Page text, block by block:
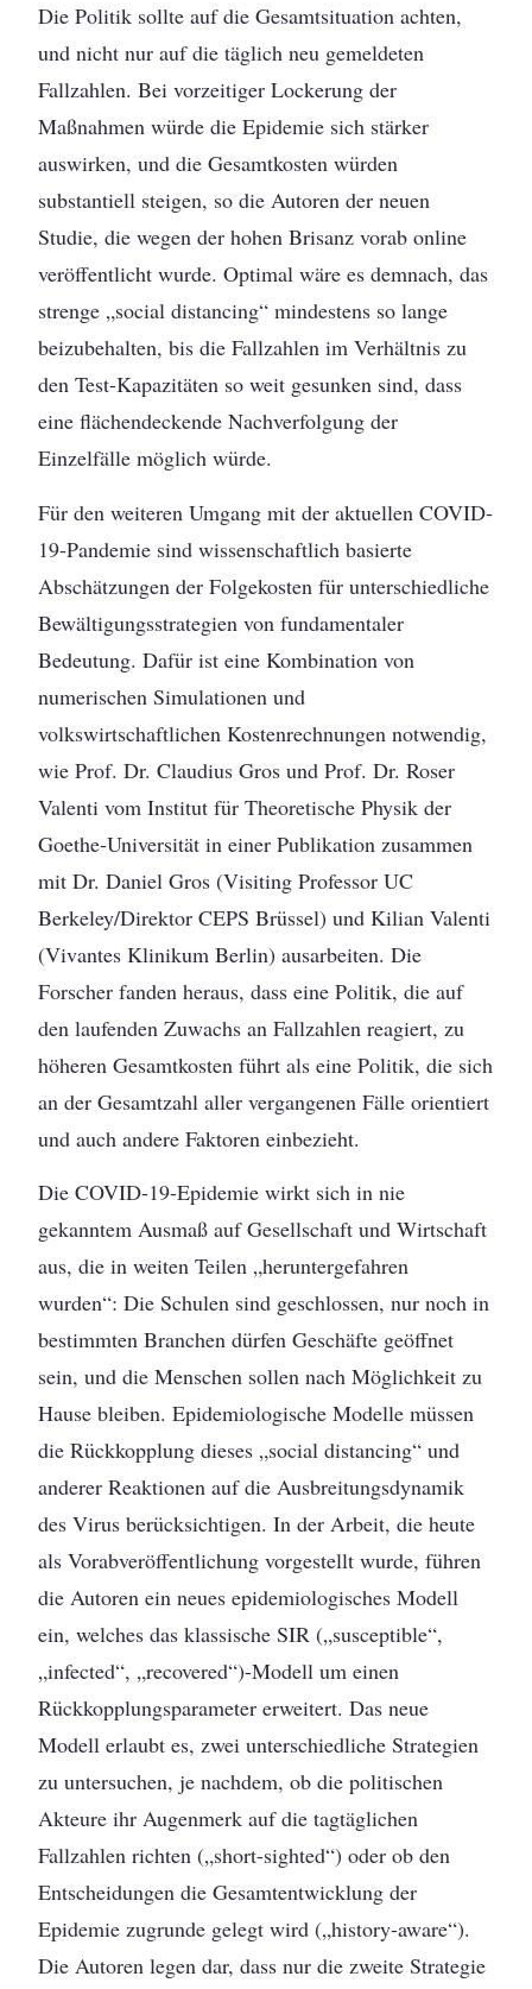
Die Politik sollte auf die Gesamtsituation achten,
und nicht nur auf die täglich neu gemeldeten
Fallzahlen. Bei vorzeitiger Lockerung der
Maßnahmen würde die Epidemie sich stärker
auswirken, und die Gesamtkosten würden
substantiell steigen, so die Autoren der neuen
Studie, die wegen der hohen Brisanz vorab online
veröffentlicht wurde. Optimal wäre es demnach, das
strenge „social distancing“ mindestens so lange
beizubehalten, bis die Fallzahlen im Verhältnis zu
den Test-Kapazitäten so weit gesunken sind, dass
eine flächendeckende Nachverfolgung der
Einzelfälle möglich würde.
Für den weiteren Umgang mit der aktuellen COVID-
19-Pandemie sind wissenschaftlich basierte
Abschätzungen der Folgekosten für unterschiedliche
Bewältigungsstrategien von fundamentaler
Bedeutung. Dafür ist eine Kombination von
numerischen Simulationen und
volkswirtschaftlichen Kostenrechnungen notwendig,
wie Prof. Dr. Claudius Gros und Prof. Dr. Roser
Valenti vom Institut für Theoretische Physik der
Goethe-Universität in einer Publikation zusammen
mit Dr. Daniel Gros (Visiting Professor UC
Berkeley/Direktor CEPS Brüssel) und Kilian Valenti
(Vivantes Klinikum Berlin) ausarbeiten. Die
Forscher fanden heraus, dass eine Politik, die auf
den laufenden Zuwachs an Fallzahlen reagiert, zu
höheren Gesamtkosten führt als eine Politik, die sich
an der Gesamtzahl aller vergangenen Fälle orientiert
und auch andere Faktoren einbezieht.
Die COVID-19-Epidemie wirkt sich in nie
gekanntem Ausmaß auf Gesellschaft und Wirtschaft
aus, die in weiten Teilen „heruntergefahren
wurden“: Die Schulen sind geschlossen, nur noch in
bestimmten Branchen dürfen Geschäfte geöffnet
sein, und die Menschen sollen nach Möglichkeit zu
Hause bleiben. Epidemiologische Modelle müssen
die Rückkopplung dieses „social distancing“ und
anderer Reaktionen auf die Ausbreitungsdynamik
des Virus berücksichtigen. In der Arbeit, die heute
als Vorabveröffentlichung vorgestellt wurde, führen
die Autoren ein neues epidemiologisches Modell
ein, welches das klassische SIR („susceptible“,
„infected“, „recovered“)-Modell um einen
Rückkopplungsparameter erweitert. Das neue
Modell erlaubt es, zwei unterschiedliche Strategien
zu untersuchen, je nachdem, ob die politischen
Akteure ihr Augenmerk auf die tagtäglichen
Fallzahlen richten („short-sighted“) oder ob den
Entscheidungen die Gesamtentwicklung der
Epidemie zugrunde gelegt wird („history-aware“).
Die Autoren legen dar, dass nur die zweite Strategie